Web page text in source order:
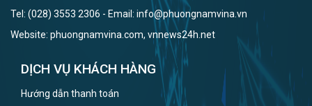
Tel: (028) 3553 2306 - Email: info@phuongnamvina.vn
Website: phuongnamvina.com, vnnews24h.net
DỊCH VỤ KHÁCH HÀNG
Hướng dẫn thanh toán